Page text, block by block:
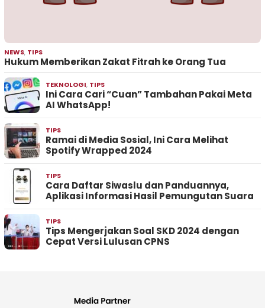
NEWS, TIPS
Hukum Memberikan Zakat Fitrah ke Orang Tua
TEKNOLOGI, TIPS
Ini Cara Cari “Cuan” Tambahan Pakai Meta
AI WhatsApp!
TIPS
Ramai di Media Sosial, Ini Cara Melihat
Spotify Wrapped 2024
TIPS
Cara Daftar Siwaslu dan Panduannya,
Aplikasi Informasi Hasil Pemungutan Suara
TIPS
Tips Mengerjakan Soal SKD 2024 dengan
Cepat Versi Lulusan CPNS